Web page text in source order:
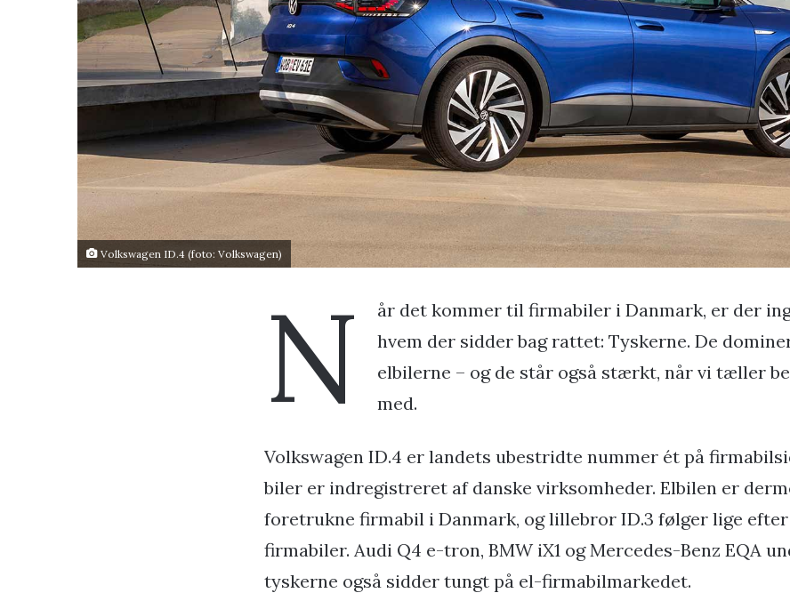
Volkswagen ID.4 (foto: Volkswagen)
N
år det kommer til firmabiler i Danmark, er der
hvem der sidder bag rattet: Tyskerne. De
elbilerne – og de står også stærkt, når vi tæller
med.
Volkswagen ID.4 er landets ubestridte nummer ét på
biler er indregistreret af danske virksomheder. Elbilen er
foretrukne firmabil i Danmark, og lillebror ID.3 følger lige efter
firmabiler. Audi Q4 e-tron, BMW iX1 og Mercedes-Benz EQA
tyskerne også sidder tungt på el-firmabilmarkedet.